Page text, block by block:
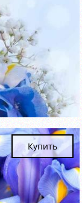
Купить